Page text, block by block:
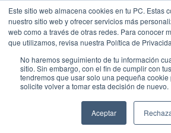
Este sitio web almacena cookies en tu PC. Estas
nuestro sitio web y ofrecer servicios más
web como a través de otras redes. Para conocer
que utilizamos, revisa nuestra Política de
No haremos seguimiento de tu información
sitio. Sin embargo, con el fin de cumplir con
tendremos que usar solo una pequeña cookie
solicite volver a tomar esta decisión de nuevo.
Aceptar